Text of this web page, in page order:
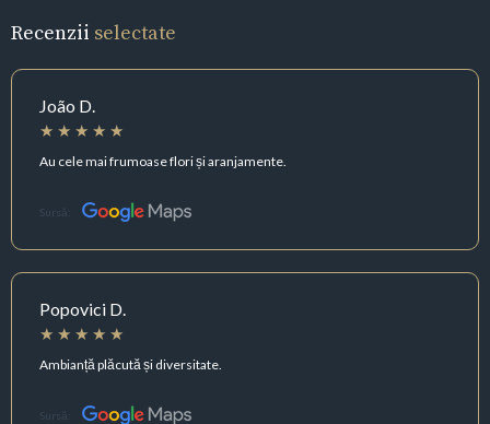
Recenzii selectate
João D.
Au cele mai frumoase flori și aranjamente.
Sursă:
Popovici D.
Ambianță plăcută și diversitate.
Sursă: